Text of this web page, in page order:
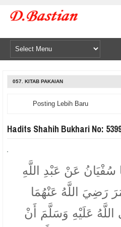
057. KITAB PAKAIAN
Posting Lebih Baru
Hadits Shahih Bukhari No:
سُفْيَانُ عَنْ عَبْدِ اللَّهِ
رَضِيَ اللَّهُ عَنْهُمَا
عَلَيْهِ وَسَلَّمَ أَنْ